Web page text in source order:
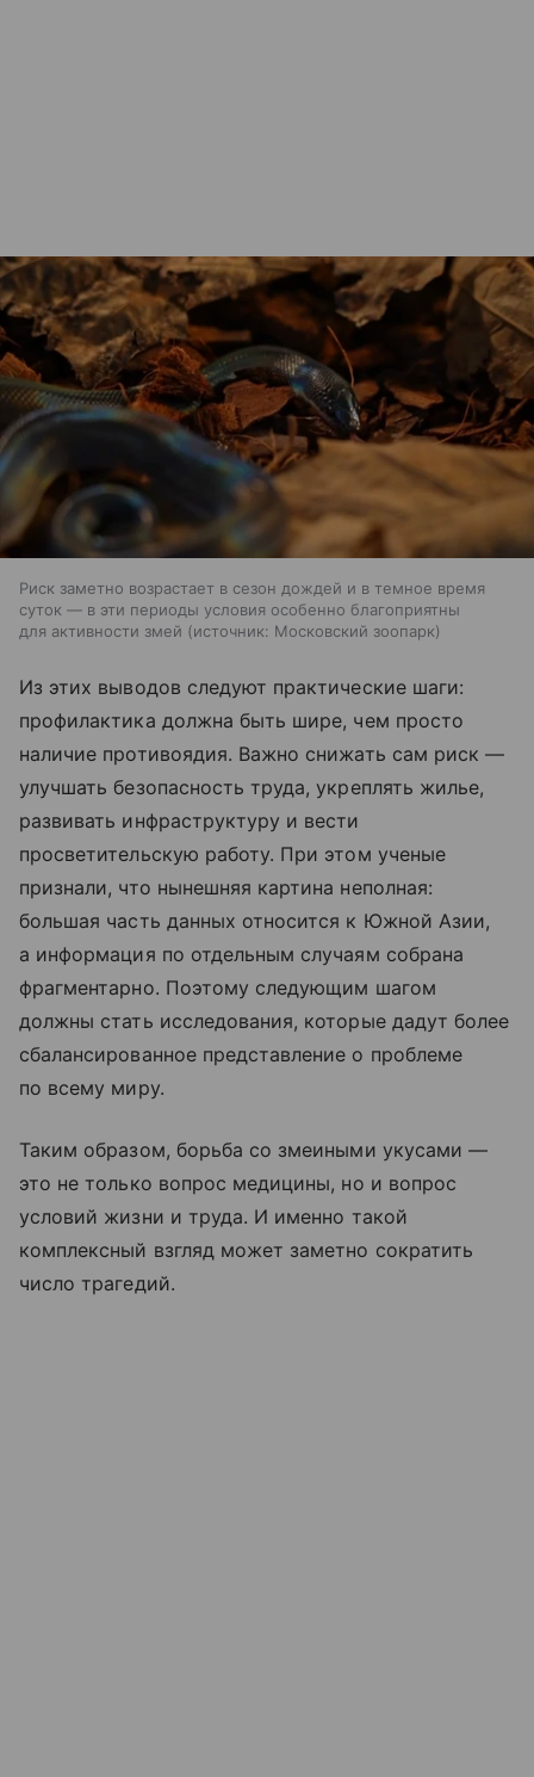
Риск заметно возрастает в сезон дождей и в темное время
суток — в эти периоды условия особенно благоприятны
для активности змей
источник: Московский зоопарк
Из этих выводов следуют практические шаги:
профилактика должна быть шире, чем просто
наличие противоядия. Важно снижать сам риск —
улучшать безопасность труда, укреплять жилье,
развивать инфраструктуру и вести
просветительскую работу. При этом ученые
признали, что нынешняя картина неполная:
большая часть данных относится к Южной Азии,
а информация по отдельным случаям собрана
фрагментарно. Поэтому следующим шагом
должны стать исследования, которые дадут более
сбалансированное представление о проблеме
по всему миру.
Таким образом, борьба со змеиными укусами —
это не только вопрос медицины, но и вопрос
условий жизни и труда. И именно такой
комплексный взгляд может заметно сократить
число трагедий.